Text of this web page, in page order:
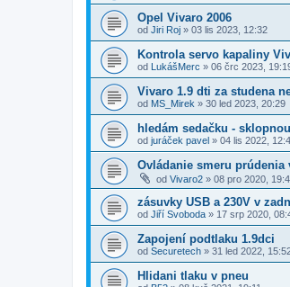
Opel Vivaro 2006
od Jiri Roj » 03 lis 2023, 12:32
Kontrola servo kapaliny
od LukášMerc » 06 črc 2023,
Vivaro 1.9 dti za studena
od MS_Mirek » 30 led 2023, 20:29
hledám sedačku -
od juráček pavel » 04 lis 2022,
Ovládanie smeru prúdenia
od Vivaro2 » 08 pro 2020,
zásuvky USB a 230V v
od Jiří Svoboda » 17 srp 2020,
Zapojení podtlaku 1.9dci
od Securetech » 31 led 2022,
Hlidani tlaku v pneu